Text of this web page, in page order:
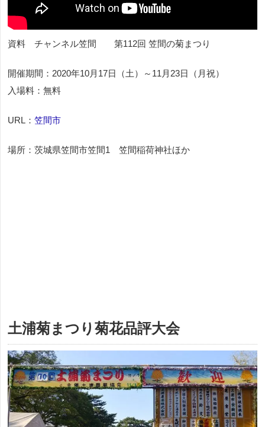
資料 チャンネル笠間 第112回 笠間の菊まつり
開催期間：2020年10月17日（土）～11月23日（月祝）
入場料：無料
URL： 笠間市
場所：茨城県笠間市笠間1 笠間稲荷神社ほか
土浦菊まつり菊花品評大会